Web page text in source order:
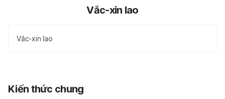
Vắc-xin lao
Vắc-xin lao
Kiến thức chung